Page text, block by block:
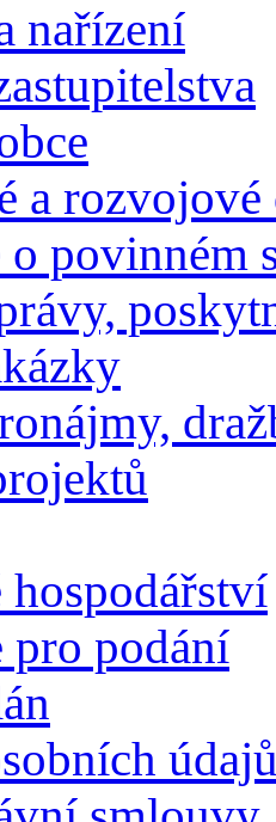
nařízení
a
povinném
hospodářství
pro podání